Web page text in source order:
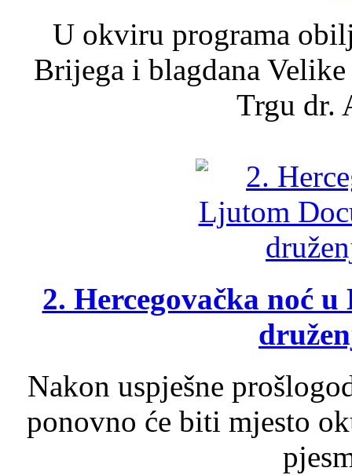
U okviru programa
Brijega i blagdana
Trgu dr.
2. Hercegovačka noć
Nakon uspješne
ponovno će biti mjesto